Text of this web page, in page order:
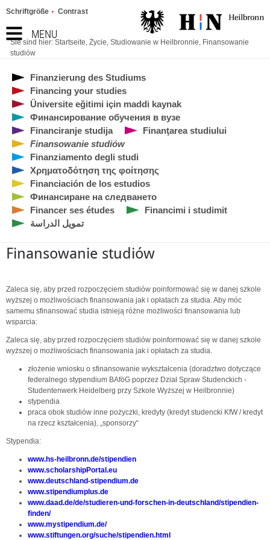
MENU
Schriftgröße Contrast
Sie sind hier: Startseite, Życie, Studiowanie w Heilbronnie, Finansowanie
studiów
Finanzierung des Studiums
Financing your studies
Üniversite eğitimi için maddi kaynak
Финансирование обучения в вузе
Financiranje studija
Finanţarea studiului
Finansowanie studiów
Finanziamento degli studi
Χρηματοδότηση της φοίτησης
Financiación de los estudios
Финансиране на следването
Financer ses études
Financimi i studimit
تمويل الدراسة
Finansowanie studiów
Zaleca się, aby przed rozpoczęciem studiów poinformować się w danej szkole
wyższej o możliwościach finansowania jak i opłatach za studia. Aby móc
samemu sfinansować studia istnieją różne możliwości finansowania lub
wsparcia:
Zaleca się, aby przed rozpoczęciem studiów poinformować się w danej szkole
wyższej o możliwościach finansowania jak i opłatach za studia.
złożenie wniosku o sfinansowanie wykształcenia (doradztwo dotyczące
federalnego stypendium BAföG poprzez Dział Spraw Studenckich -
Studentenwerk Heidelberg przy Szkole Wyższej w Heilbronnie)
stypendia
praca obok studiów inne pożyczki, kredyty (kredyt studencki KfW / kredyt
na rzecz kształcenia), „sponsorzy“
Stypendia:
www.hs-heilbronn.de/stipendien
www.scholarshipPortal.eu
www.deutschland-stipendium.de
www.stipendiumplus.de
www.daad.de/de/studieren-und-forschen-in-deutschland/stipendien-
finden/
www.mystipendium.de/
www.stiftungen.org/suche/stipendien.html